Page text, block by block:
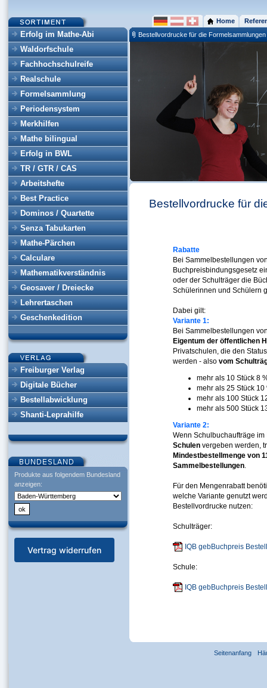
Erfolg im Mathe-Abi
Waldorfschule
Fachhochschulreife
Realschule
Formelsammlung
Periodensystem
Merkhilfen
Mathe bilingual
Erfolg in BWL
TR / GTR / CAS
Arbeitshefte
Best Practice
Dominos / Quartette
Senza Tabukarten
Mathe-Pärchen
Calculare
Mathematikverständnis
Geosaver / Dreiecke
Lehrertaschen
Geschenkedition
Freiburger Verlag
Digitale Bücher
Bestellabwicklung
Shanti-Leprahilfe
Produkte aus folgendem Bundesland
anzeigen:
Vertrag widerrufen
Home
Bestellvordrucke für die Formelsammlungen
Bestellvordrucke für
Rabatte
Bei Sammelbestellungen
Buchpreisbindungsgesetz
oder der Schulträger die
Schülerinnen und Schülern
Dabei gilt:
Variante 1:
Bei Sammelbestellungen
Eigentum der öffentlichen
Privatschulen, die den
werden - also vom
mehr als 10 Stück 8
mehr als 25 Stück 10
mehr als 100 Stück
mehr als 500 Stück
Variante 2:
Wenn Schulbuchaufträge
Schulen vergeben werden,
Mindestbestellmenge von
Sammelbestellungen
Für den Mengenrabatt
welche Variante genutzt
Bestellvordrucke nutzen:
Schulträger:
IQB gebBuchpreis
Schule:
IQB gebBuchpreis
Seitenanfang